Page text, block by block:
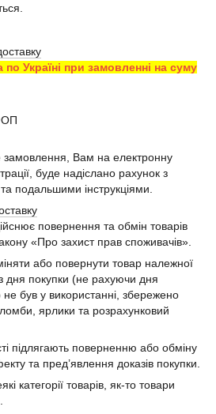
Україні при замовленні на суму
замовлення, Вам на електронну
буде надіслано рахунок з
подальшими інструкціями.
повернення та обмін товарів
«Про захист прав споживачів».
або повернути товар належної
дня покупки (не рахуючи дня
був у використанні, збережено
ярлики та розрахунковий
підлягають поверненню або обміну
та пред’явлення доказів покупки.
категорії товарів, як-то товари